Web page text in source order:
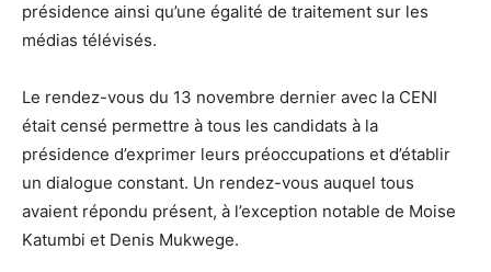
présidence ainsi qu’une égalité de traitement sur les
médias télévisés.
Le rendez-vous du 13 novembre dernier avec la CENI
était censé permettre à tous les candidats à la
présidence d’exprimer leurs préoccupations et d’établir
un dialogue constant. Un rendez-vous auquel tous
avaient répondu présent, à l’exception notable de Moise
Katumbi et Denis Mukwege.